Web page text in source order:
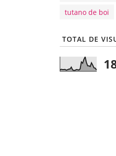
tutano de boi
TOTAL DE